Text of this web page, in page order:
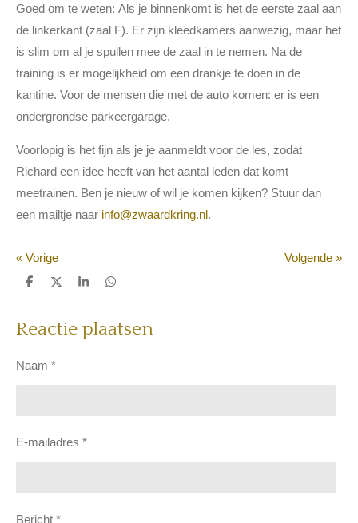
Goed om te weten: Als je binnenkomt is het de eerste zaal aan
de linkerkant (zaal F). Er zijn kleedkamers aanwezig, maar het
is slim om al je spullen mee de zaal in te nemen. Na de
training is er mogelijkheid om een drankje te doen in de
kantine. Voor de mensen die met de auto komen: er is een
ondergrondse parkeergarage.
Voorlopig is het fijn als je je aanmeldt voor de les, zodat
Richard een idee heeft van het aantal leden dat komt
meetrainen. Ben je nieuw of wil je komen kijken? Stuur dan
een mailtje naar info@zwaardkring.nl.
« Vorige Volgende »
D
n
D
S
e
D
n
Reactie plaatsen
Naam *
E-mailadres *
Bericht *